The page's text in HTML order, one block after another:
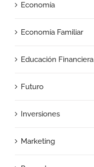
Economía
Economía Familiar
Educación Financiera
Futuro
Inversiones
Marketing